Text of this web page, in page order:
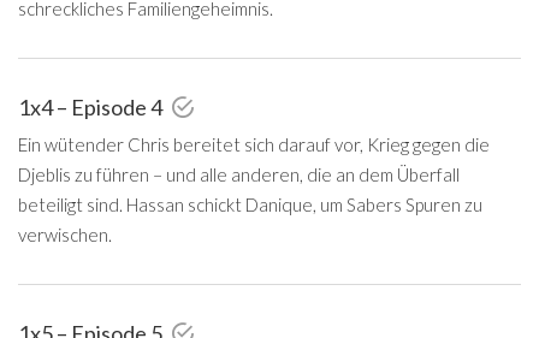
schreckliches Familiengeheimnis.
1x4 – Episode 4
Ein wütender Chris bereitet sich darauf vor, Krieg gegen die
Djeblis zu führen – und alle anderen, die an dem Überfall
beteiligt sind. Hassan schickt Danique, um Sabers Spuren zu
verwischen.
1x5 – Episode 5